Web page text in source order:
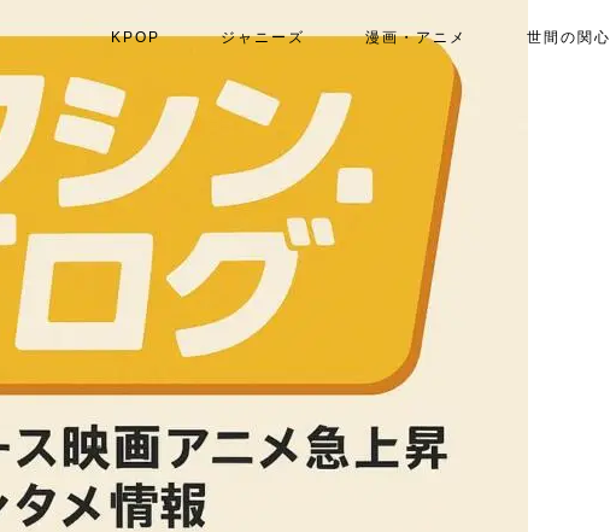
KPOP ジャニーズ 漫画・アニメ 世間の関心